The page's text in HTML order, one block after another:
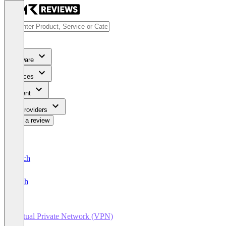
Software
Services
Content
For Providers
Write a review
Deutsch
English
Virtual Private Network (VPN)